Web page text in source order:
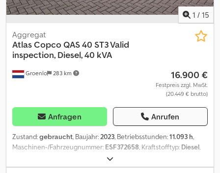
1 / 15
Groenlo 283 km
Aggregat
Atlas CopcoQAS 40 ST3 Valid
inspection, Diesel, 40 kVA
16.900 €
Festpreis zzgl. MwSt.
(20.449 € brutto)
Anfragen Anrufen
Zustand:gebraucht, Baujahr:2023, Betriebsstunden:11.093 h,
Maschinen-/Fahrzeugnummer: ESF372658, Kraftstofftyp: Diesel,
, Motorenhersteller:
Verwendungszweck: Bauwesen Leergewicht: 1.039 kg